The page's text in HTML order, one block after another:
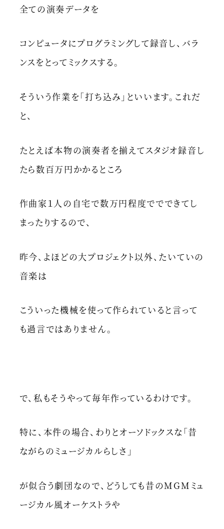
全ての演奏データを
コンピュータにプログラミングして録音し、バラ
ンスをとってミックスする。
そういう作業を「打ち込み」といいます。これだ
と、
たとえば本物の演奏者を揃えてスタジオ録音し
たら数百万円かかるところ
作曲家１人の自宅で数万円程度ででできてし
まったりするので、
昨今、よほどの大プロジェクト以外、たいていの
音楽は
こういった機械を使って作られていると言って
も過言ではありません。
で、私もそうやって毎年作っているわけです。
特に、本件の場合、わりとオーソドックスな「昔
ながらのミュージカルらしさ」
が似合う劇団なので、どうしても昔のMGMミュ
ージカル風オーケストラや